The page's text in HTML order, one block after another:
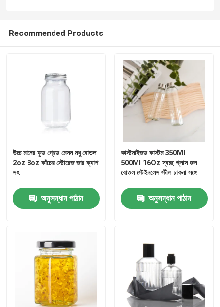
গ্লাস কাপ
Recommended Products
উচ্চ মানের ফুড গ্রেড মেসন মধু বোতল
2oz 8oz কাঁচের স্টোরেজ জার ক্যাপ
সহ
অনুসন্ধান পাঠান
কাস্টমাইজড কাস্টম 350Ml
500Ml 16Oz স্বচ্ছ গ্লাস জল
বোতল স্টেইনলেস স্টীল ঢাকনা সঙ্গে
অনুসন্ধান পাঠান